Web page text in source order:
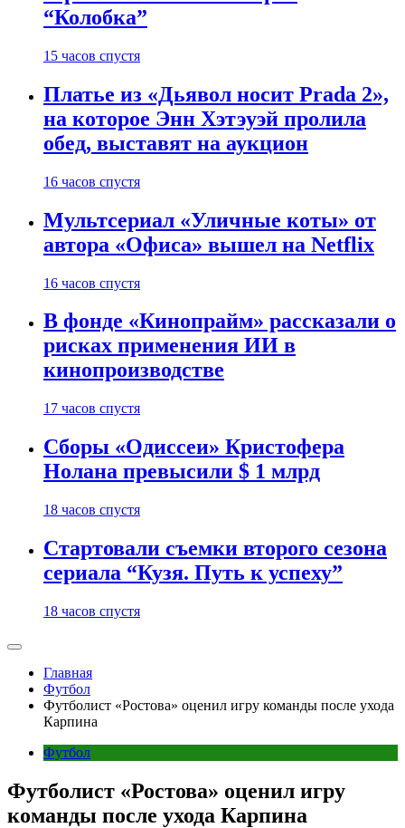
“Колобка”
15 часов спустя
Платье из «Дьявол носит Prada 2»,
на которое Энн Хэтэуэй пролила
обед, выставят на аукцион
16 часов спустя
Мультсериал «Уличные коты» от
автора «Офиса» вышел на Netflix
16 часов спустя
В фонде «Кинопрайм» рассказали о
рисках применения ИИ в
кинопроизводстве
17 часов спустя
Сборы «Одиссеи» Кристофера
Нолана превысили $ 1 млрд
18 часов спустя
Стартовали съемки второго сезона
сериала “Кузя. Путь к успеху”
18 часов спустя
Главная
Футбол
Футболист «Ростова» оценил игру команды после ухода
Карпина
Футбол
Футболист «Ростова» оценил игру
команды после ухода Карпина